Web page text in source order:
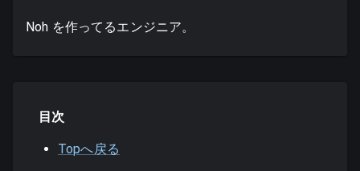
Noh を作ってるエンジニア。
目次
Topへ戻る